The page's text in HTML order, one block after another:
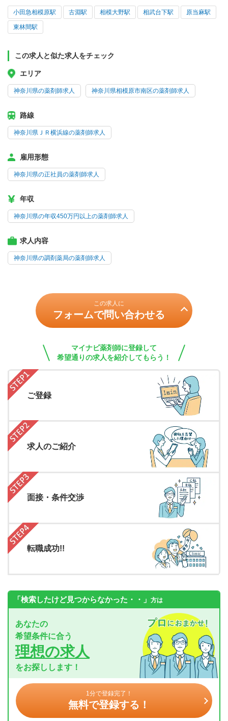
小田急相模原駅 古淵駅 相模大野駅 相武台下駅 原当麻駅
東林間駅
この求人と似た求人をチェック
エリア
神奈川県の薬剤師求人 神奈川県相模原市南区の薬剤師求人
路線
神奈川県ＪＲ横浜線の薬剤師求人
雇用形態
神奈川県の正社員の薬剤師求人
年収
神奈川県の年収450万円以上の薬剤師求人
求人内容
神奈川県の調剤薬局の薬剤師求人
この求人に
フォームで問い合わせる
マイナビ薬剤師に登録して
希望通りの求人を紹介してもらう！
ご登録
求人のご紹介
面接・条件交渉
転職成功!!
「検索したけど見つからなかった・・」 方は
あなたの
希望条件に合う
理想の求人
をお探しします！
1分で登録完了！
無料で登録する！